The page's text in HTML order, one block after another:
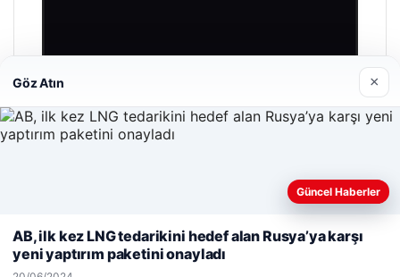
Prenses Night Club
29/04/2026
© 2026 Flash Haberler
Web sitemizi nasıl kullandığınızı daha iyi anlayabilmek,
kullanıyoruz.Çerez Politikamız
Reddet
Göz Atın ×
Güncel Haberler
AB, ilk kez LNG tedarikini hedef alan Rusya’ya karşı
yeni yaptırım paketini onayladı